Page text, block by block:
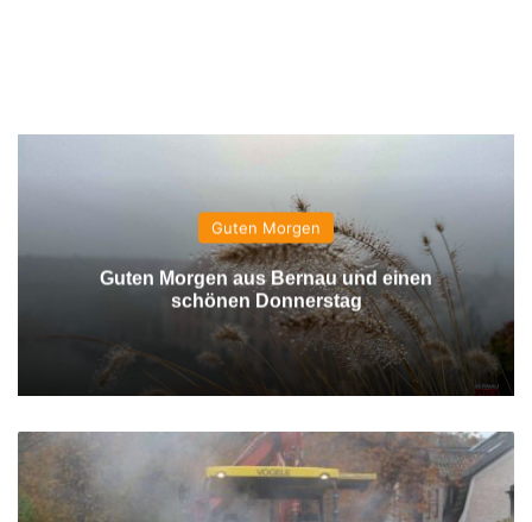
Guten Morgen
Guten Morgen aus Bernau und einen
schönen Donnerstag